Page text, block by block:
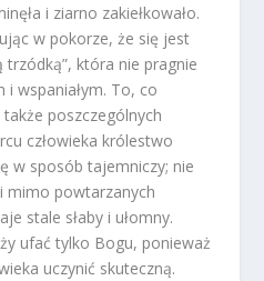
i ziarno zakiełkowało.
w pokorze, że się jest
trzódką”, która nie pragnie
wspaniałym. To, co
poszczególnych
człowieka królestwo
w sposób tajemniczy; nie
mimo powtarzanych
stale słaby i ułomny.
ufać tylko Bogu, ponieważ
uczynić skuteczną.